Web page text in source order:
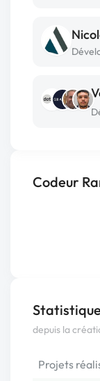
Codeur
depuis la
Projets